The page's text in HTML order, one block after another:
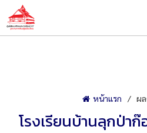
หน้าแรก ผ
โรงเรียนบ้านลุกป่า